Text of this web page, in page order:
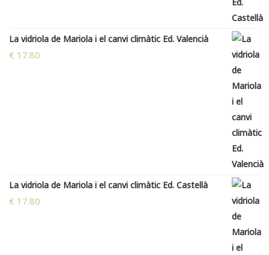
La vidriola de Mariola i el canvi climàtic Ed. Valencià
€ 17.80
La vidriola de Mariola i el canvi climàtic Ed. Castellà
€ 17.80